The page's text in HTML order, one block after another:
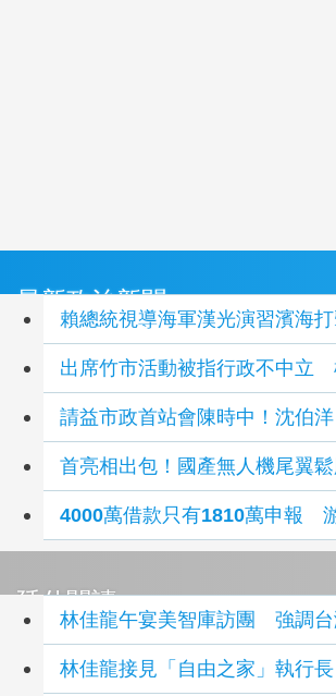
最新政治新聞
賴總統視導海軍漢光演習濱海
出席竹市活動被指行政不中立
請益市政首站會陳時中！沈伯
首亮相出包！國產無人機尾翼
4000萬借款只有1810萬申報
延伸閱讀
林佳龍午宴美智庫訪團 強調
林佳龍接見「自由之家」執行